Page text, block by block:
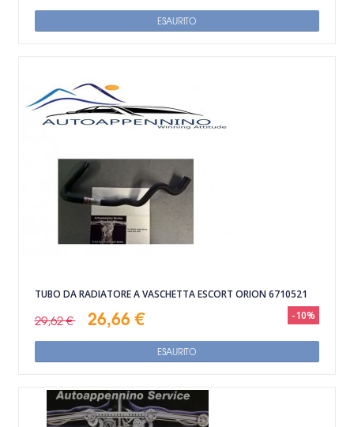
ESAURITO
TUBO DA RADIATORE A VASCHETTA ESCORT ORION 6710521
29,62 € 26,66 € -10%
ESAURITO